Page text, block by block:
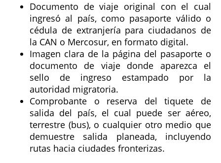
Documento de viaje original con el cual
ingresó al país, como pasaporte válido o
cédula de extranjería para ciudadanos de
la CAN o Mercosur, en formato digital.
Imagen clara de la página del pasaporte o
documento de viaje donde aparezca el
sello de ingreso estampado por la
autoridad migratoria.
Comprobante o reserva del tiquete de
salida del país, el cual puede ser aéreo,
terrestre (bus), o cualquier otro medio que
demuestre salida planeada, incluyendo
rutas hacia ciudades fronterizas.